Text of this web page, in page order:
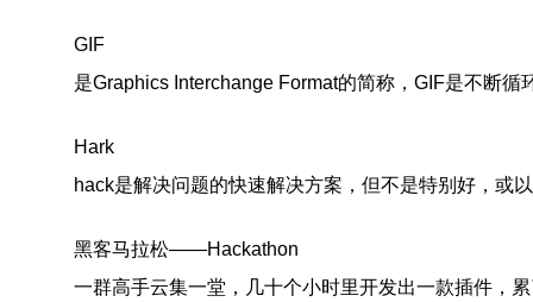
GIF
是Graphics Interchange Format的简称，GIF是不断循
Hark
hack是解决问题的快速解决方案，但不是特别好，或以
黑客马拉松——Hackathon
一群高手云集一堂，几十个小时里开发出一款插件，累